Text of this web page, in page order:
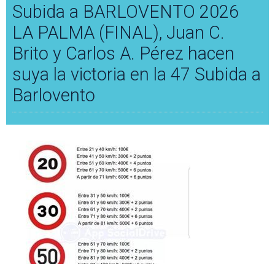
Subida a BARLOVENTO 2026
LA PALMA (FINAL), Juan C.
Brito y Carlos A. Pérez hacen
suya la victoria en la 47 Subida a
Barlovento